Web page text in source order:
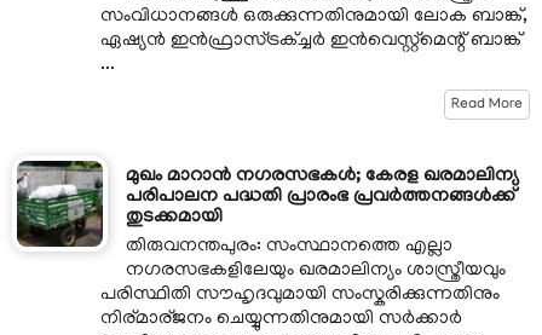
സംവിധാനങ്ങൾ ഒരുക്കുന്നതിനുമായി ലോക ബാങ്ക്,
ഏഷ്യൻ ഇൻഫ്രാസ്ട്രക്ച്ചർ ഇൻവെസ്റ്റ്മെന്റ് ബാങ്ക്
...
Read More
മുഖം മാറാൻ നഗരസഭകൾ; കേരള ഖരമാലിന്യ
പരിപാലന പദ്ധതി പ്രാരംഭ പ്രവർത്തനങ്ങൾക്ക്
തുടക്കമായി
തിരുവനന്തപുരം: സംസ്ഥാനത്തെ എല്ലാ
നഗരസഭകളിലേയും ഖരമാലിന്യം ശാസ്ത്രീയവും
പരിസ്ഥിതി സൗഹൃദവുമായി സംസ്കരിക്കുന്നതിനും
നിര്മാര്ജനം ചെയ്യുന്നതിനുമായി സർക്കാർ